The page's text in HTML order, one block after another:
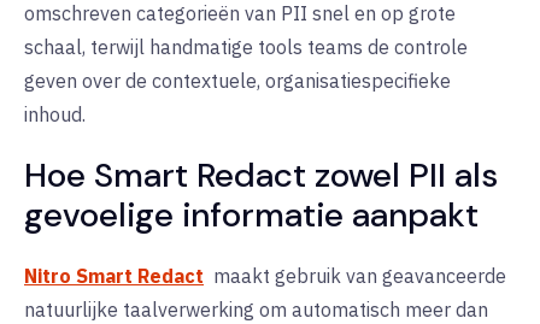
omschreven categorieën van PII snel en op grote
schaal, terwijl handmatige tools teams de controle
geven over de contextuele, organisatiespecifieke
inhoud.
Hoe Smart Redact zowel PII als
gevoelige informatie aanpakt
Nitro Smart Redact maakt gebruik van geavanceerde
natuurlijke taalverwerking om automatisch meer dan